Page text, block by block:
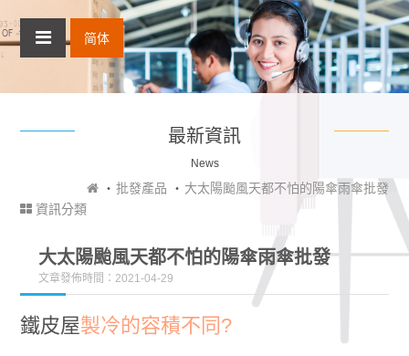
简体
最新資訊
News
批發產品
大太陽颱風天都不怕的陽傘雨傘批發
資訊分類
大太陽颱風天都不怕的陽傘雨傘批發
文章發佈時間：2021-04-29
鐵皮屋製冷的容積不同?